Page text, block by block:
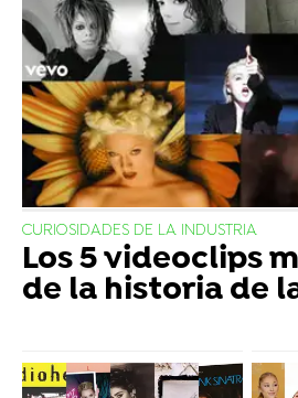
CURIOSIDADES DE LA INDUSTRIA
Los 5 videoclips
de la historia de